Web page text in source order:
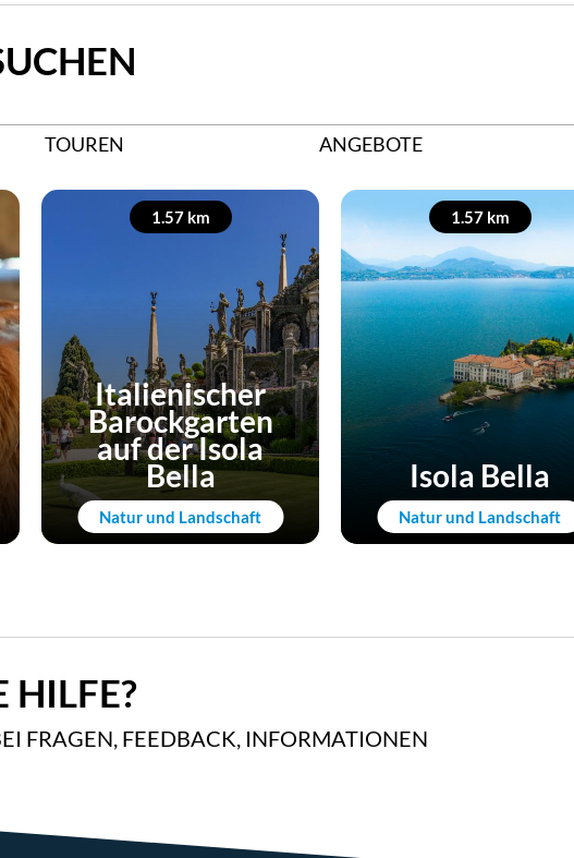
TOUREN ANGEBOTE
1.57 km
Natur und Landschaft
Italienischer
Barockgarten
auf der Isola
Bella
1.57 km
Natur und Landschaft
Isola Bella
HILFE?
FRAGEN, FEEDBACK, INFORMATIONEN